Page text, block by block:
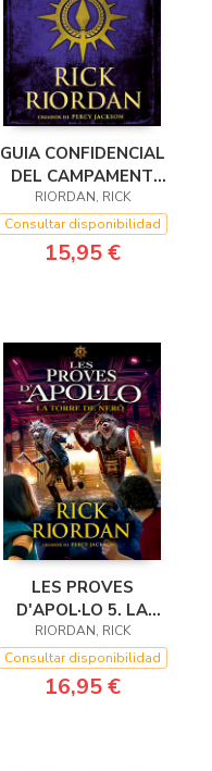
GUIA CONFIDENCIAL
DEL CAMPAMENT
JÚPITER
RIORDAN, RICK
Consultar disponibilidad
15,95 €
LES PROVES
D'APOL·LO 5. LA
TORRE DE NERÓ
RIORDAN, RICK
Consultar disponibilidad
16,95 €